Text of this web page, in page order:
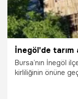
Bursa’nın İnegöl
kirliliğinin önüne